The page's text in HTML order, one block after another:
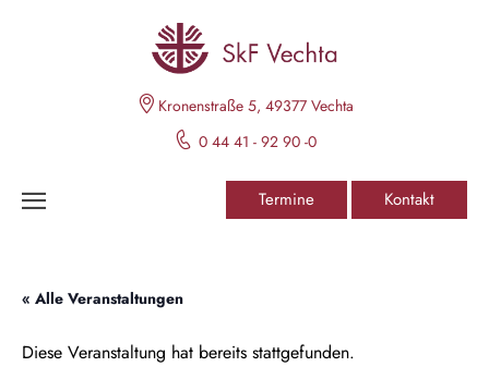
Kronenstraße 5, 49377 Vechta
0 44 41 - 92 90 -0
Termine Kontakt
« Alle Veranstaltungen
Diese Veranstaltung hat bereits stattgefunden.